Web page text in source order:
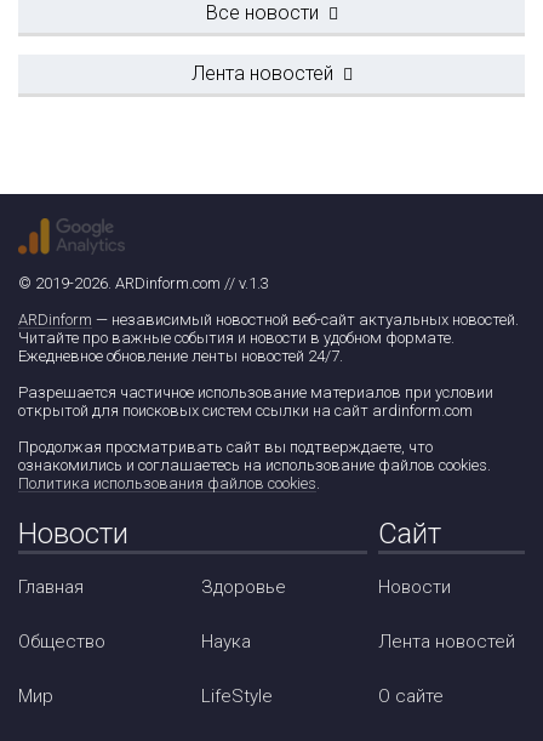
Все новости
Лента новостей
© 2019-2026. ARDinform.com // v.1.3
ARDinform — независимый новостной веб-сайт актуальных новостей.
Читайте про важные события и новости в удобном формате.
Ежедневное обновление ленты новостей 24/7.
Разрешается частичное использование материалов при условии
открытой для поисковых систем ссылки на сайт ardinform.com
Продолжая просматривать сайт вы подтверждаете, что
ознакомились и соглашаетесь на использование файлов cookies.
Политика использования файлов cookies.
Новости
Главная
Общество
Мир
Здоровье
Наука
LifeStyle
Сайт
Новости
Лента новостей
О сайте